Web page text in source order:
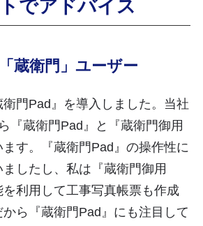
でアドバイス
蔵衛門」ユーザー
門Pad』を導入しました。当社
『蔵衛門Pad』と『蔵衛門御用
す。『蔵衛門Pad』の操作性に
したし、私は『蔵衛門御用
利用して工事写真帳票も作成
から『蔵衛門Pad』にも注目して